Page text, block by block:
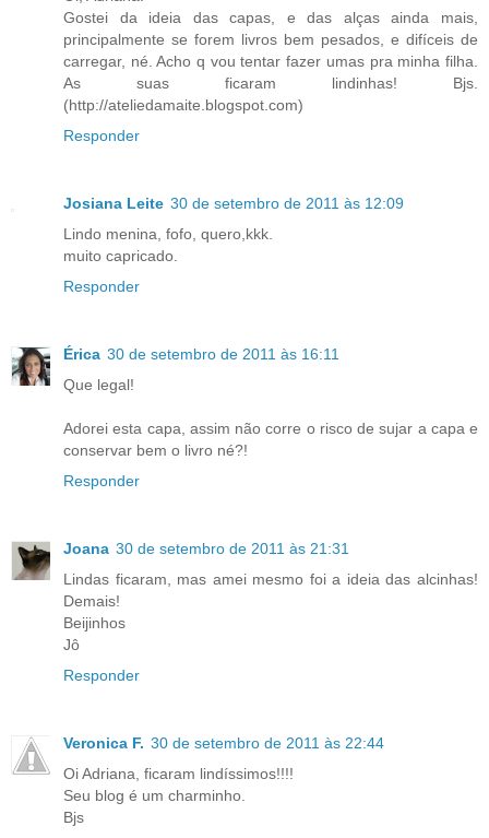
Gostei da ideia das capas, e das alças ainda mais,
principalmente se forem livros bem pesados, e difíceis de
carregar, né. Acho q vou tentar fazer umas pra minha filha.
As suas ficaram lindinhas! Bjs.
(http://ateliedamaite.blogspot.com)
Responder
Josiana Leite 30 de setembro de 2011 às 12:09
Lindo menina, fofo, quero,kkk.
muito capricado.
Responder
Érica 30 de setembro de 2011 às 16:11
Que legal!
Adorei esta capa, assim não corre o risco de sujar a capa e
conservar bem o livro né?!
Responder
Joana 30 de setembro de 2011 às 21:31
Lindas ficaram, mas amei mesmo foi a ideia das alcinhas!
Demais!
Beijinhos
Jô
Responder
Veronica F. 30 de setembro de 2011 às 22:44
Oi Adriana, ficaram lindíssimos!!!!
Seu blog é um charminho.
Bjs